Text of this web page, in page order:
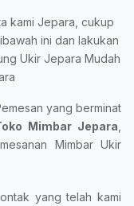
kami Jepara, cukup
ini dan lakukan
Ukir Jepara Mudah
yang berminat
Mimbar Jepara
Mimbar Ukir
yang telah kami